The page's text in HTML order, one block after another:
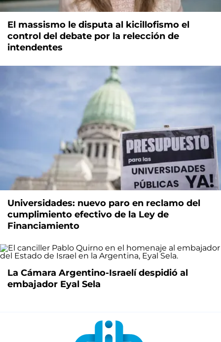
El massismo le disputa al kicillofismo el
control del debate por la relección de
intendentes
Universidades: nuevo paro en reclamo del
cumplimiento efectivo de la Ley de
Financiamiento
La Cámara Argentino-Israelí despidió al
embajador Eyal Sela